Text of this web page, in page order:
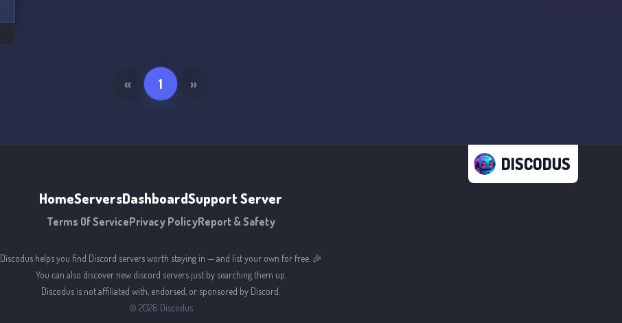
« 1 »
DISCODUS
HomeServersDashboardSupport Server
Terms Of ServicePrivacy PolicyReport & Safety
Discodus helps you find Discord servers worth staying in — and list your own for free. 🎉
You can also discover new discord servers just by searching them up.
Discodus is not affiliated with, endorsed, or sponsored by Discord.
© 2026 Discodus